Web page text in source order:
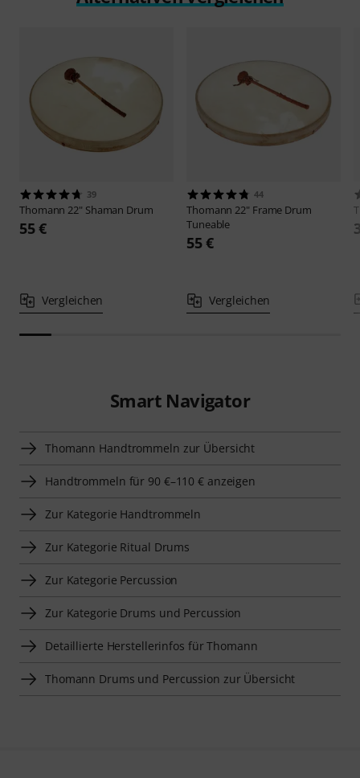
39
Thomann 22" Shaman Drum
55 €
Vergleichen
44
Thomann 22" Frame Drum
Tuneable
55 €
Vergleichen
Smart Navigator
Thomann Handtrommeln zur Übersicht
Handtrommeln für 90 €–110 € anzeigen
Zur Kategorie Handtrommeln
Zur Kategorie Ritual Drums
Zur Kategorie Percussion
Zur Kategorie Drums und Percussion
Detaillierte Herstellerinfos für Thomann
Thomann Drums und Percussion zur Übersicht